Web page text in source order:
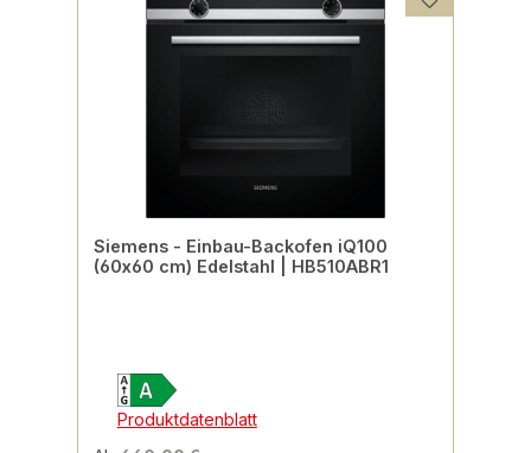
Siemens - Einbau-Backofen iQ100
(60x60 cm) Edelstahl | HB510ABR1
Produktdatenblatt